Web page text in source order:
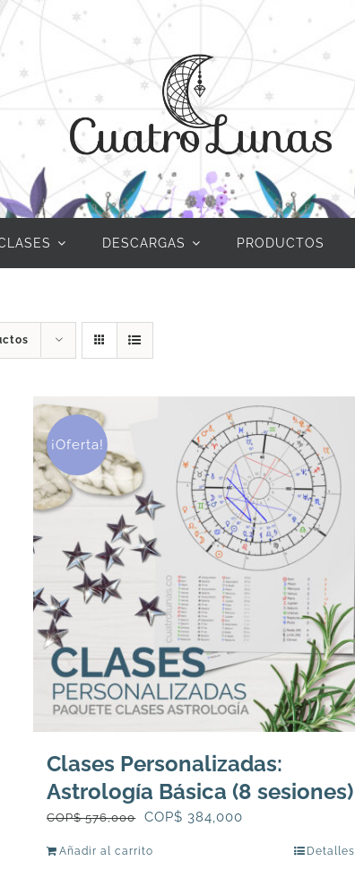
DESCARGAS PRODUCTOS
¡Oferta!
Clases Personalizadas:
Astrología Básica (8 sesiones)
COP$576,000
El
COP$ 384,000
Añadir al carrito Detalles